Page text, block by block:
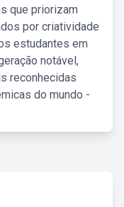
que priorizam
por criatividade
estudantes em
notável,
reconhecidas
do mundo -